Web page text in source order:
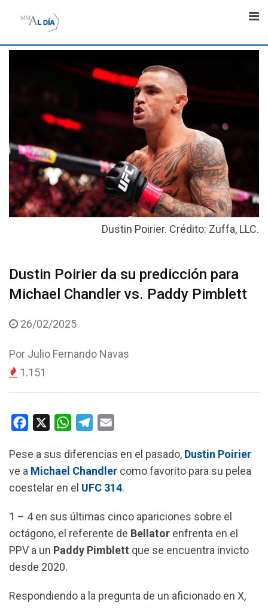
Dustin Poirier. Crédito: Zuffa, LLC.
Dustin Poirier da su predicción para
Michael Chandler vs. Paddy Pimblett
26/02/2025
Por Julio Fernando Navas
1.151
c
e
b
o
k
W
a
t
s
p
p
l
e
g
a
m
a
i
l
Pese a sus diferencias en el pasado, Dustin Poirier
ve a Michael Chandler como favorito para su pelea
coestelar en el UFC 314.
1 – 4 en sus últimas cinco apariciones sobre el
octágono, el referente de Bellator enfrenta en el
PPV a un Paddy Pimblett que se encuentra invicto
desde 2020.
Respondiendo a la pregunta de un aficionado en X,